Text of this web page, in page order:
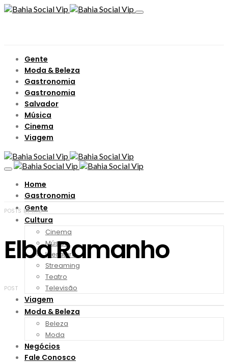
Gente
Moda & Beleza
Gastronomia
Gastronomia
Salvador
Música
Cinema
Viagem
Home
Gastronomia
Gente
Cultura
Cinema
Música
Literatura
Streaming
Teatro
Televisão
Viagem
Moda & Beleza
Beleza
Moda
Negócios
Fale Conosco
POSTS BY TAG
Elba Ramanho
POST